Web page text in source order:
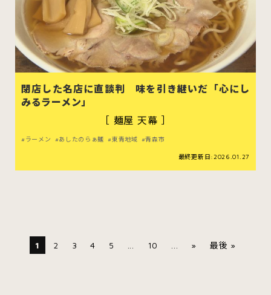
閉店した名店に直談判 味を引き継いだ「心にし
みるラーメン」
［ 麺屋 天幕 ］
ラーメン あしたのらぁ麺 東青地域 青森市
最終更新日:2026.01.27
1 2 3 4 5 10 » 最後 »